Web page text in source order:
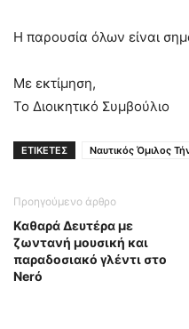
Η παρουσία όλων είναι
Με εκτίμηση,
Το Διοικητικό Συμβούλιο
ΕΤΙΚΕΤΕΣ Ναυτικός Όμιλος
Προηγούμενο άρθρο
Καθαρά Δευτέρα με
ζωντανή μουσική και
παραδοσιακό γλέντι στο
Νerό